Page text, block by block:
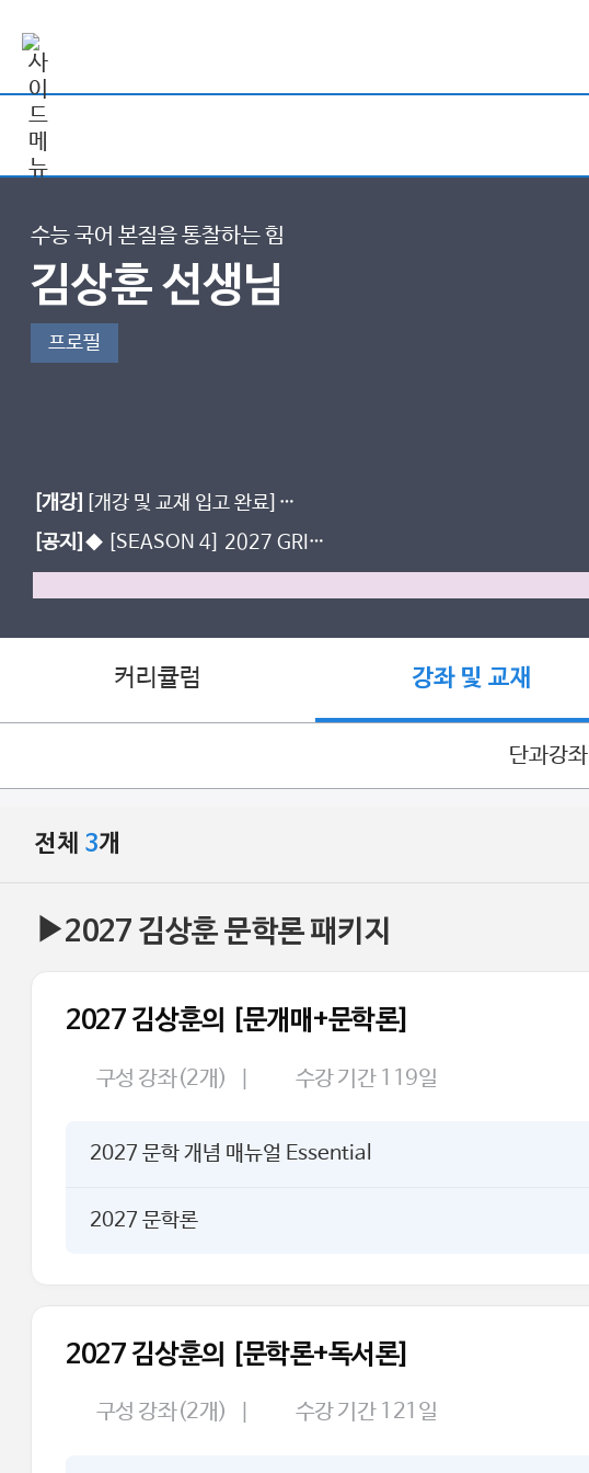
수능 국어 본질을 통찰하는 힘
김상훈 선생님
프로필
[개강]
[개강 및 교재 입고 완료]
2028 본질로부터 시작하라
[공지] ◆ [SEASON 4] 2027 GRIT
커리큘럼 강좌 및 교재
단과강좌
전체 3개
▶2027 김상훈 문학론 패키지
2027 김상훈의 [문개매+문학론]
구성 강좌(2개) 수강 기간 119일
2027 문학 개념 매뉴얼 Essential
2027 문학론
2027 김상훈의 [문학론+독서론]
구성 강좌(2개) 수강 기간 121일